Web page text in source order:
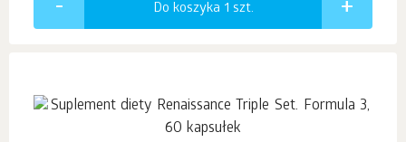
Do koszyka 1 szt.